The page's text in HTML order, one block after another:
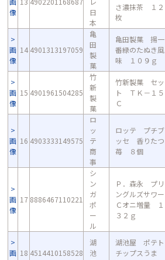
像
日
本
さ濃抹茶 １２
枚
画
像
14 4901313197059
亀
田
製
菓
亀田製菓 揚一
番緑のたぬき風
味 １０９ｇ
画
像
15 4901961504285
竹
新
製
菓
竹新製菓 セッ
ト ＴＫ－１５
Ｃ
画
像
16 4903333149575
ロ
ッ
テ
商
事
ロッテ プチブ
ッセ 香りたつ
苺 ８個
画
像
17 8886467110221
シ
ン
ガ
ポ
ー
ル
Ｐ．森永 プリ
ングルズサワー
Ｃオニ増量 １
３２ｇ
画 18 4514410158528
湖
池
湖池屋 ポテト
チップスうま